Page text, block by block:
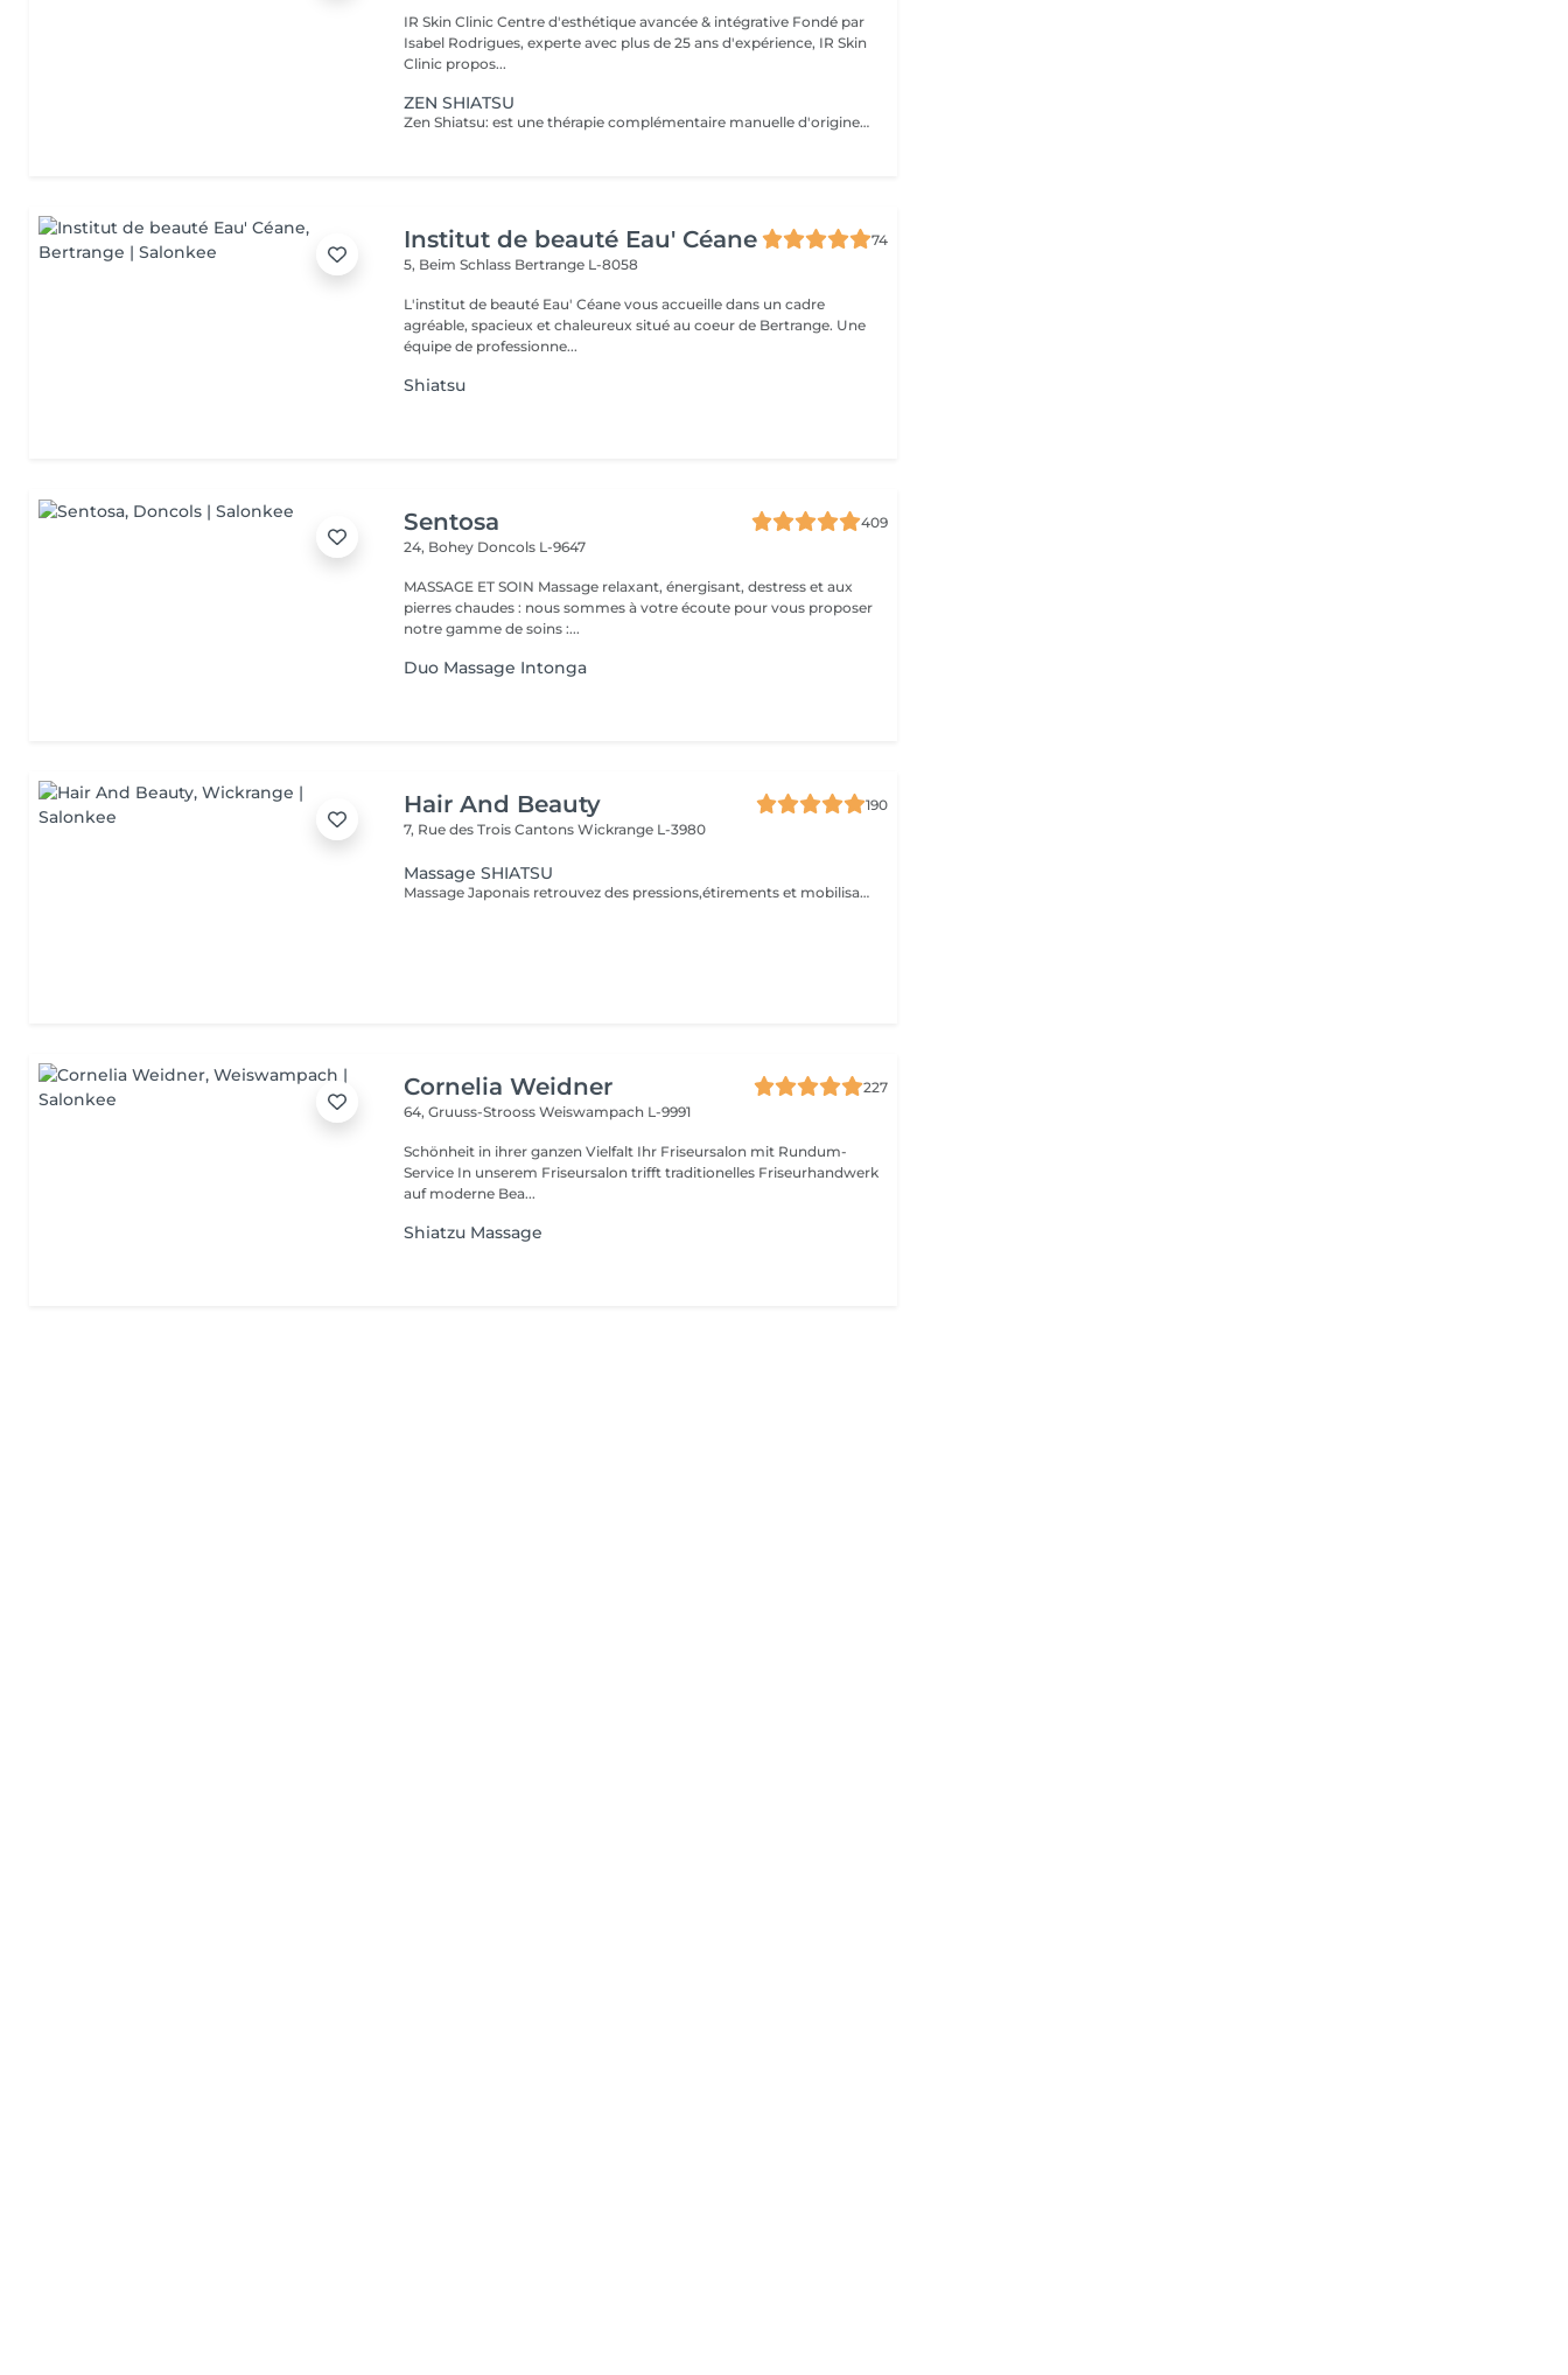
IR Skin Clinic Centre d'esthétique avancée & intégrative Fondé par
Isabel Rodrigues, experte avec plus de 25 ans d'expérience, IR Skin
Clinic propos...
ZEN SHIATSU
Zen Shiatsu: est une thérapie complémentaire manuelle d'origine japonaise, proche de l'acupuncture mais sans aiguilles. C'est une forme de massage, qui équilibre le yin et le yang et stimule ainsi les forces d'autorégulation naturelles du corps. Elle se base sur les méridiens connus dans la Médecine Traditionnelle Chinoise (MTC).
Institut de beauté Eau' Céane
74
5, Beim Schlass Bertrange L-8058
L'institut de beauté Eau' Céane vous accueille dans un cadre
agréable, spacieux et chaleureux situé au coeur de Bertrange. Une
équipe de professionne...
Shiatsu
Sentosa
409
24, Bohey Doncols L-9647
MASSAGE ET SOIN Massage relaxant, énergisant, destress et aux
pierres chaudes : nous sommes à votre écoute pour vous proposer
notre gamme de soins :...
Duo Massage Intonga
Hair And Beauty
190
7, Rue des Trois CantonsWickrange L-3980
Massage SHIATSU
Massage Japonais retrouvez des pressions,étirements et mobilisations articulaires. Les pressions sont adaptées à votre choix, douces ou fortes Prévoir une tenue ample et des chaussettes propres.
Cornelia Weidner
227
64, Gruuss-StroossWeiswampach L-9991
Schönheit in ihrer ganzen Vielfalt Ihr Friseursalon mit Rundum-
Service In unserem Friseursalon trifft traditionelles Friseurhandwerk
auf moderne Bea...
Shiatzu Massage